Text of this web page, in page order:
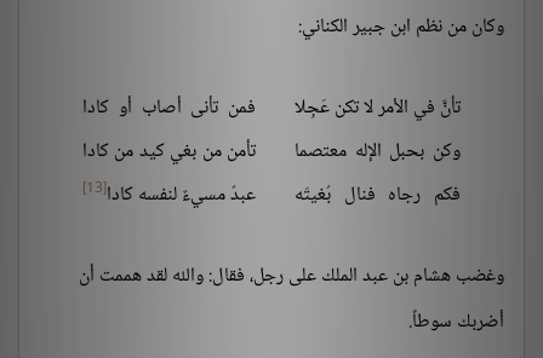
وكان من نظم ابن جبير الكناني:
تأنَّ في الأمر لا تكن عَجِلا
فمن تأنى أصاب أو كادا
وكن بحبل الإله معتصما
تأمن من بغي كيد من كادا
فكم رجاه فنال بُغيتَه
عبدٌ مسيءٌ لنفسه كادا[13]
وغضب هشام بن عبد الملك على رجل، فقال: والله لقد هممت أن
أضربك سوطاً.